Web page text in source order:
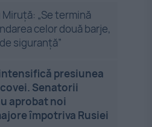
Miruță: „Se termină
celor două barje,
siguranţă”
presiunea
Senatorii
aprobat noi
împotriva Rusiei